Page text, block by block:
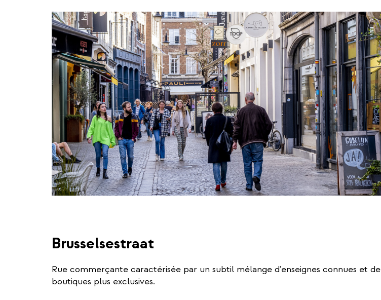
Brusselsestraat
Rue commerçante caractérisée par un subtil mélange d’enseignes connues et de
boutiques plus exclusives.